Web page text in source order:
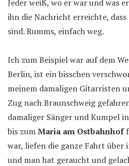
Jeder weiß, wo er war und was
ihn die Nachricht erreichte,
sind. Rumms, einfach weg.
Ich zum Beispiel war auf dem
Berlin, ist ein bisschen
meinem damaligen Gitarristen
Zug nach Braunschweig
damaliger Sänger und Kumpel
bis zumMaria am Ostbahnhof
war, liefen die ganze Fahrt über
und man hat geraucht und